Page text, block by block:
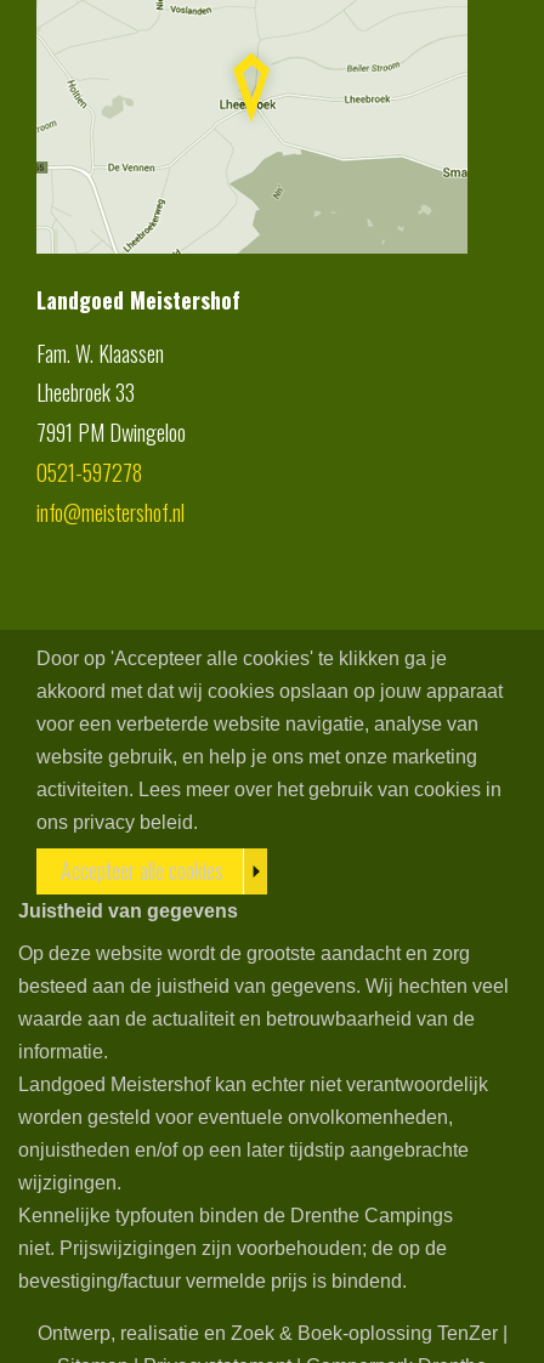
Landgoed Meistershof
Fam. W. Klaassen
Lheebroek 33
7991 PM Dwingeloo
0521-597278
info@meistershof.nl
Door op 'Accepteer alle cookies' te klikken ga je
akkoord met dat wij cookies opslaan op jouw apparaat
voor een verbeterde website navigatie, analyse van
website gebruik, en help je ons met onze marketing
activiteiten. Lees meer over het gebruik van cookies in
ons privacy beleid.
Accepteer alle cookies
Juistheid van gegevens
Op deze website wordt de grootste aandacht en zorg
besteed aan de juistheid van gegevens. Wij hechten veel
waarde aan de actualiteit en betrouwbaarheid van de
informatie.
Landgoed Meistershof kan echter niet verantwoordelijk
worden gesteld voor eventuele onvolkomenheden,
onjuistheden en/of op een later tijdstip aangebrachte
wijzigingen.
Kennelijke typfouten binden de Drenthe Campings
niet. Prijswijzigingen zijn voorbehouden; de op de
bevestiging/factuur vermelde prijs is bindend.
Ontwerp, realisatie en Zoek & Boek-oplossing TenZer|